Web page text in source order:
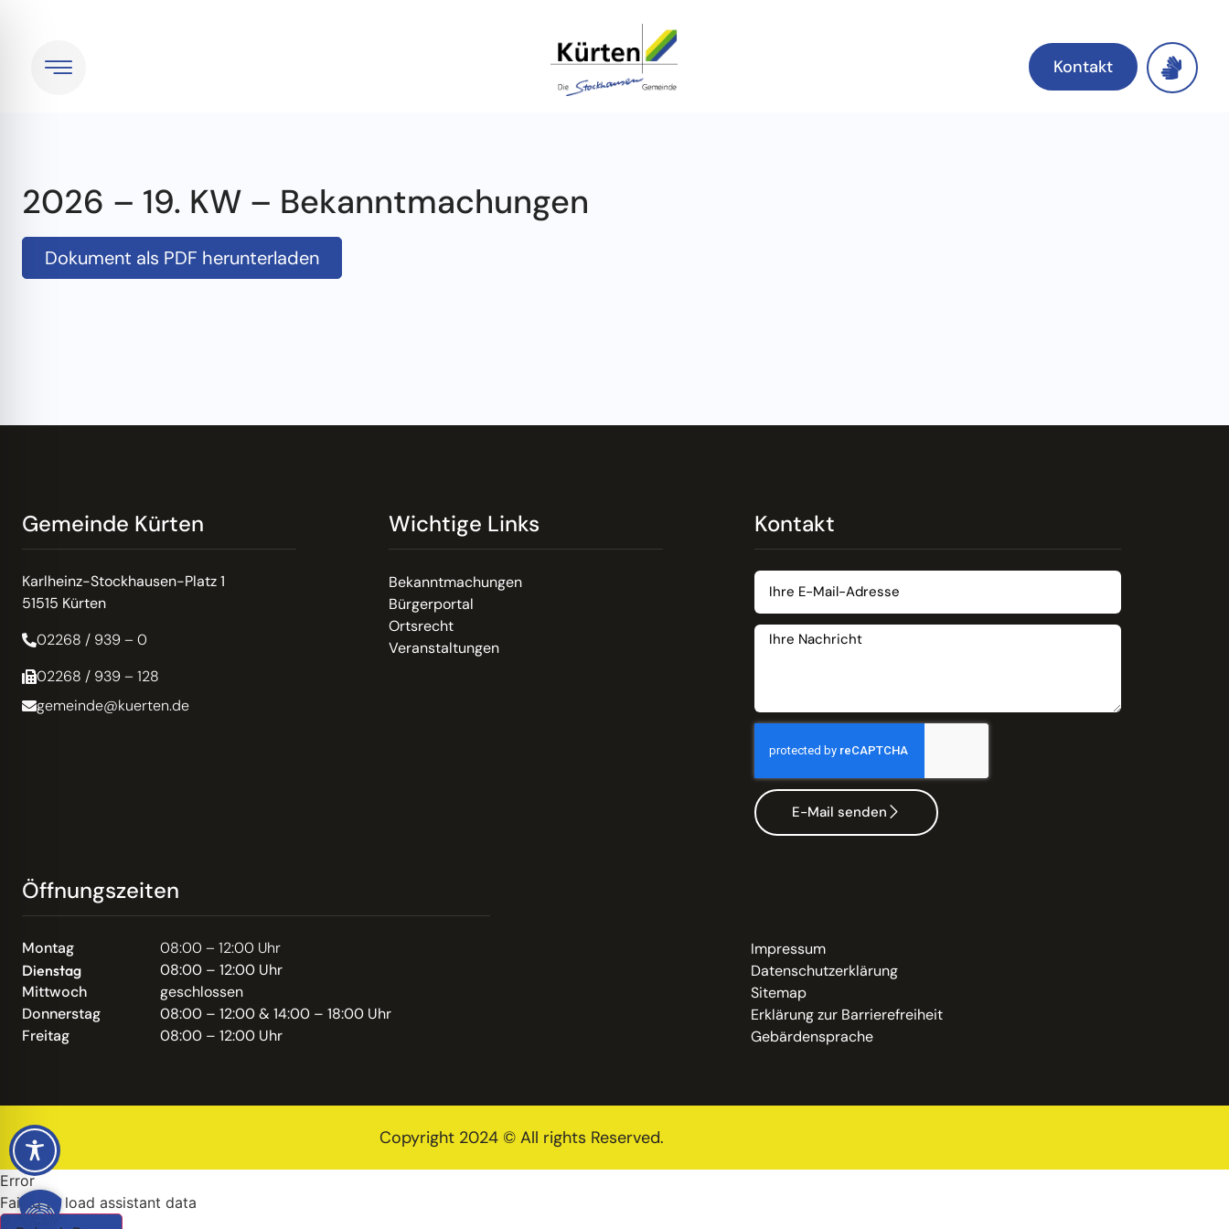
Kontakt
2026 – 19. KW – Bekanntmachungen
Dokument als PDF herunterladen
Gemeinde Kürten
Karlheinz-Stockhausen-Platz 1
51515 Kürten
02268 / 939 – 0
02268 / 939 – 128
gemeinde@kuerten.de
Wichtige Links
Bekanntmachungen
Bürgerportal
Ortsrecht
Veranstaltungen
Kontakt
E-Mail senden
Öffnungszeiten
Montag 08:00 – 12:00 Uhr
Dienstag
08:00 – 12:00 Uhr
Mittwoch
geschlossen
Donnerstag
08:00 – 12:00 & 14:00 – 18:00 Uhr
Freitag
08:00 – 12:00 Uhr
Impressum
Datenschutzerklärung
Sitemap
Erklärung zur Barrierefreiheit
Gebärdensprache
Copyright 2024 © All rights Reserved.
Error
Failed to load assistant data